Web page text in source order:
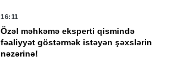
16:11
Özəl məhkəmə eksperti qismində
fəaliyyət göstərmək istəyən şəxslərin
nəzərinə!